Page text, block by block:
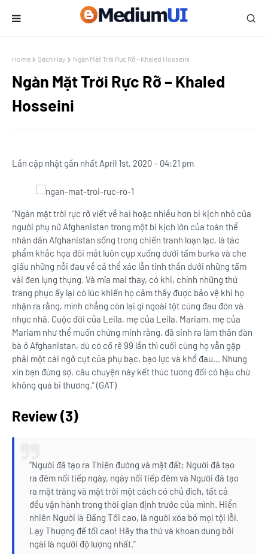
Home Sách Hay Ngàn Mặt Trời Rực Rỡ – Khaled Hosseini
Ngàn Mặt Trời Rực Rỡ – Khaled
Hosseini
Lần cập nhật gần nhất April 1st, 2020 – 04:21 pm
“Ngàn mặt trời rực rỡ viết về hai hoặc nhiều hơn bi kịch nhỏ của
người phụ nữ Afghanistan trong một bi kịch lớn của toàn thể
nhân dân Afghanistan sống trong chiến tranh loạn lạc, là tác
phẩm khắc họa đôi mắt luôn cụp xuống dưới tấm burka và che
giấu những nỗi đau về cả thể xác lẫn tinh thần dưới những tấm
vải đen lụng thụng. Và mỉa mai thay, có khi, chính những thứ
trang phục ấy lại có lúc khiến họ cảm thấy được bảo vệ khi họ
nhận ra rằng, mình chẳng còn lại gì ngoài tột cùng đau đớn và
nhục nhã. Cuộc đời của Leila, mẹ của Leila, Mariam, mẹ của
Mariam như thể muốn chứng minh rằng, đã sinh ra làm thân đàn
bà ở Afghanistan, dù có cố rẽ 99 lần thì cuối cùng họ vẫn gặp
phải một cái ngõ cụt của phụ bạc, bạo lực và khổ đau… Nhưng
xin bạn đừng sợ, câu chuyện này kết thúc tương đối có hậu chứ
không quá bi thương.” (GAT)
Review (3)
“Người đã tạo ra Thiên đường và mặt đất; Người đã tạo
ra đêm nối tiếp ngày, ngày nối tiếp đêm và Người đã tạo
ra mặt trăng và mặt trời một cách có chủ đích, tất cả
đều vận hành trong thời gian định trước của mình. Hiển
nhiên Người là Đấng Tối cao, là người xóa bỏ mọi tội lỗi.
Lạy Thượng đế tối cao! Hãy tha thứ và khoan dung bởi
ngài là người độ lượng nhất.”